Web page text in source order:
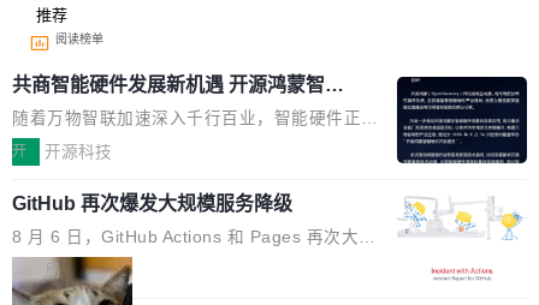
推荐
阅读榜单
共商智能硬件发展新机遇 开源鸿蒙智能
硬件开发者日杭州站即将举行
随着万物智联加速深入千行百业，智能硬件正从
单点设备迈向智能化、网联化、协同化发展。作
鸿蒙通过统一技术底座和分布式能力，为不同类
型智能设备的开发、连接与互联提供关键支撑，
也为产业链企业探索产品创新与商业增长打开新
的空间。 8月14日，开源鸿蒙智能硬件开发者日
开 开源科技
GitHub 再次爆发大规模服务降级
8 月 6 日，GitHub Actions 和 Pages 再次大规
模服务降级，Actions 完全不可用超过 5 小时，
webhook 停发，连自托管 runner 也因调度层故
局